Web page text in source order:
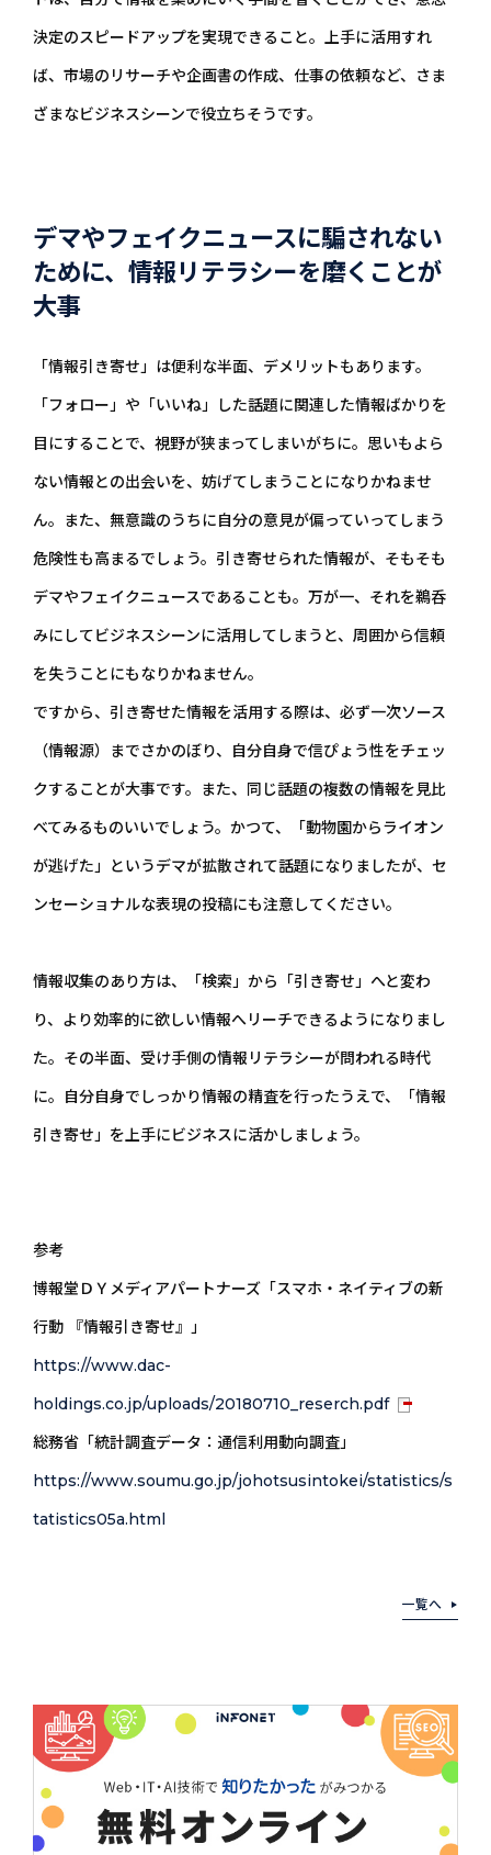
決定のスピードアップを実現できること。上手に活用すれ
ば、市場のリサーチや企画書の作成、仕事の依頼など、さま
ざまなビジネスシーンで役立ちそうです。
デマやフェイクニュースに騙されない
ために、情報リテラシーを磨くことが
大事
「情報引き寄せ」は便利な半面、デメリットもあります。
「フォロー」や「いいね」した話題に関連した情報ばかりを
目にすることで、視野が狭まってしまいがちに。思いもよら
ない情報との出会いを、妨げてしまうことになりかねませ
ん。また、無意識のうちに自分の意見が偏っていってしまう
危険性も高まるでしょう。引き寄せられた情報が、そもそも
デマやフェイクニュースであることも。万が一、それを鵜呑
みにしてビジネスシーンに活用してしまうと、周囲から信頼
を失うことにもなりかねません。
ですから、引き寄せた情報を活用する際は、必ず一次ソース
（情報源）までさかのぼり、自分自身で信ぴょう性をチェッ
クすることが大事です。また、同じ話題の複数の情報を見比
べてみるものいいでしょう。かつて、「動物園からライオン
が逃げた」というデマが拡散されて話題になりましたが、セ
ンセーショナルな表現の投稿にも注意してください。
情報収集のあり方は、「検索」から「引き寄せ」へと変わ
り、より効率的に欲しい情報へリーチできるようになりまし
た。その半面、受け手側の情報リテラシーが問われる時代
に。自分自身でしっかり情報の精査を行ったうえで、「情報
引き寄せ」を上手にビジネスに活かしましょう。
参考
博報堂ＤＹメディアパートナーズ「スマホ・ネイティブの新
行動 『情報引き寄せ』」
https://www.dac-
holdings.co.jp/uploads/20180710_reserch.pdf
総務省「統計調査データ：通信利用動向調査」
https://www.soumu.go.jp/johotsusintokei/statistics/s
tatistics05a.html
一覧へ